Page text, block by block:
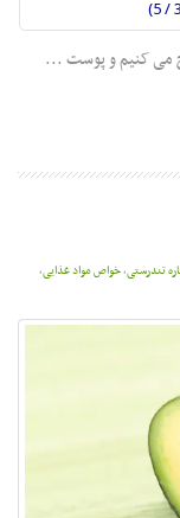
می کنیم و پوست ...
تندرستی,خواص مواد غذایی,